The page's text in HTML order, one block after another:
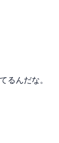
るんだな。